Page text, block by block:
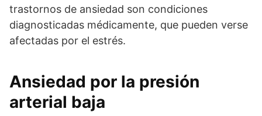
trastornos de ansiedad son condiciones
diagnosticadas médicamente, que pueden verse
afectadas por el estrés.
Ansiedad por la presión
arterial baja